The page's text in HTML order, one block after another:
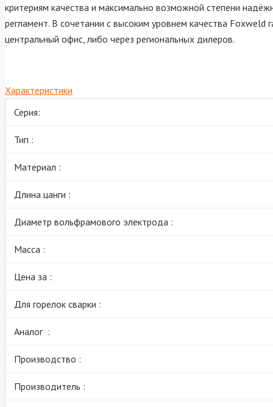
критериям качества и максимально возможной степени
регламент. В сочетании с высоким уровнем качества
центральный офис, либо через региональных дилеров.
Характеристики
Серия:
Тип :
Материал :
Длина цанги :
Диаметр вольфрамового электрода :
Масса :
Цена за :
Для горелок сварки :
Аналог :
Производство :
Производитель :